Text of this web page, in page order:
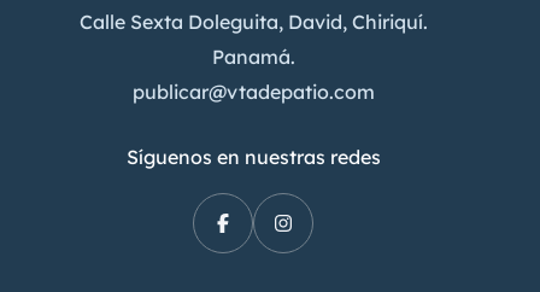
Calle Sexta Doleguita, David, Chiriquí.
Panamá.
publicar@vtadepatio.com
Síguenos en nuestras redes